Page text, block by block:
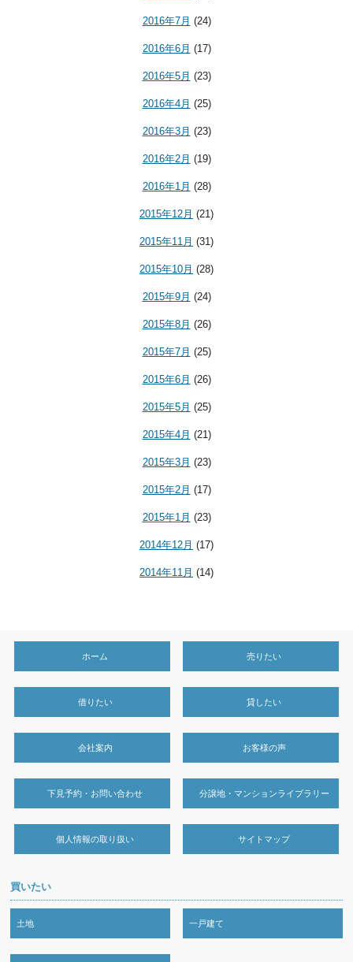
2016年7月 (24)
2016年6月 (17)
2016年5月 (23)
2016年4月 (25)
2016年3月 (23)
2016年2月 (19)
2016年1月 (28)
2015年12月 (21)
2015年11月 (31)
2015年10月 (28)
2015年9月 (24)
2015年8月 (26)
2015年7月 (25)
2015年6月 (26)
2015年5月 (25)
2015年4月 (21)
2015年3月 (23)
2015年2月 (17)
2015年1月 (23)
2014年12月 (17)
2014年11月 (14)
ホーム 売りたい
借りたい 貸したい
会社案内 お客様の声
下見予約・お問い合わせ 分譲地・マンションライブラリー
個人情報の取り扱い サイトマップ
買いたい
土地 一戸建て